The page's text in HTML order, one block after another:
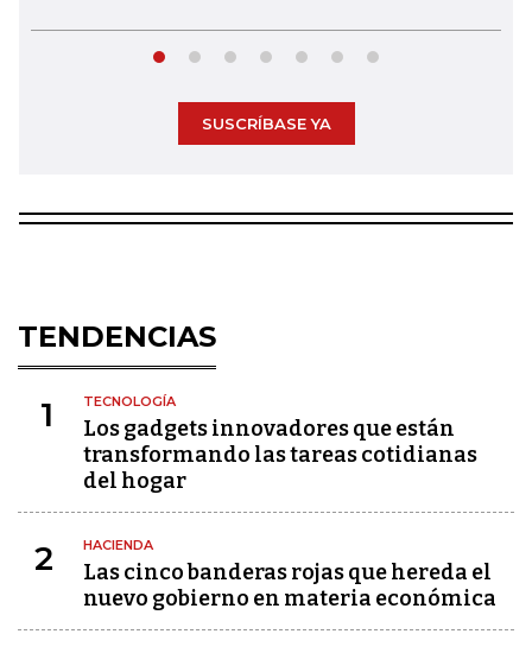
SUSCRÍBASE YA
TENDENCIAS
1 TECNOLOGÍA
Los gadgets innovadores que están
transformando las tareas cotidianas
del hogar
2 HACIENDA
Las cinco banderas rojas que hereda el
nuevo gobierno en materia económica